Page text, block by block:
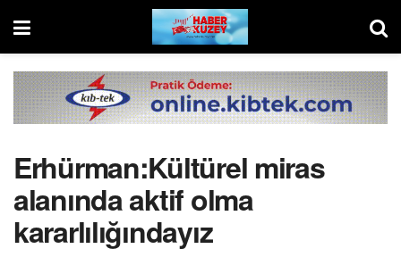
Erhürman:Kültürel miras
alanında aktif olma
kararlılığındayız